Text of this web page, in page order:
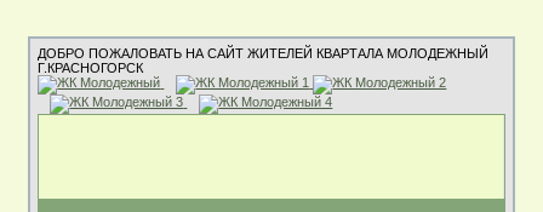
ДОБРО ПОЖАЛОВАТЬ НА САЙТ ЖИТЕЛЕЙ КВАРТАЛА МОЛОДЕЖНЫЙ
Г.КРАСНОГОРСК